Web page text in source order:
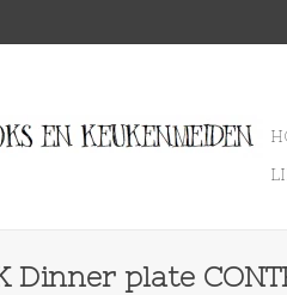
Dinner plate